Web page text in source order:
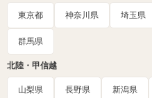
東京都 神奈川県 埼玉県
群馬県
北陸・甲信越
山梨県 長野県 新潟県